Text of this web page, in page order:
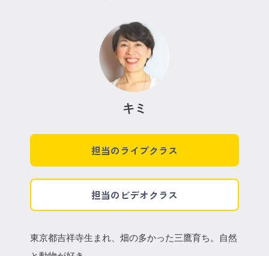
キミ
担当のライブクラス
担当のビデオクラス
東京都吉祥寺生まれ、畑の多かった三鷹育ち。自然